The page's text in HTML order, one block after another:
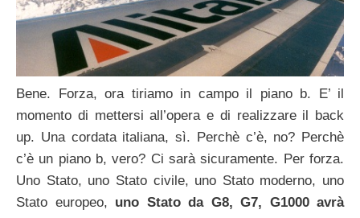
Bene. Forza, ora tiriamo in campo il piano b. E’ il
momento di mettersi all’opera e di realizzare il back
up. Una cordata italiana, sì. Perchè c’è, no? Perchè
c’è un piano b, vero? Ci sarà sicuramente. Per forza.
Uno Stato, uno Stato civile, uno Stato moderno, uno
Stato europeo, uno Stato da G8, G7, G1000 avrà